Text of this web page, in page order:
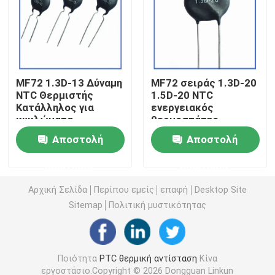
Τσιπ θέρμανσης PTC
Θερμοστήρας NTC
Θερμική αντίσταση SMD NTC
Θερμοστήρας NTC ισχύος
Αισθητήρας θερμοκρασίας NTC
Varistor μεταλλικών οξειδίων
SMD Varistor
MF72 1.3D-13 Δύναμη
NTC Θερμιστής
Κατάλληλος για
κυκλώματα
ηλεκτρικής
ενέργειας και
οικιακές συσκευές
Αποστολή
MF72 σειράς 1.3D-20
1.5D-20 NTC
ενεργειακός
θερμοστάτης
κατάλληλος για
υψηλής ισχύος
τροφοδοσία
Αποστολή
Αρχική Σελίδα Περίπου εμείς επαφή
Desktop Site
Sitemap
Πολιτική μυστικότητας
Ποιότητα PTC θερμική αντίσταση Κίνα
εργοστάσιο.Copyright © 2026 Dongguan Linkun